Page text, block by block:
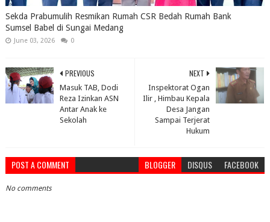
Sekda Prabumulih Resmikan Rumah CSR Bedah Rumah Bank
Sumsel Babel di Sungai Medang
June 03, 2026 0
NEXT
Inspektorat Ogan
Ilir , Himbau Kepala
Desa Jangan
Sampai Terjerat
Hukum
PREVIOUS
Masuk TAB, Dodi
Reza Izinkan ASN
Antar Anak ke
Sekolah
POST A COMMENT BLOGGER DISQUS FACEBOOK
No comments